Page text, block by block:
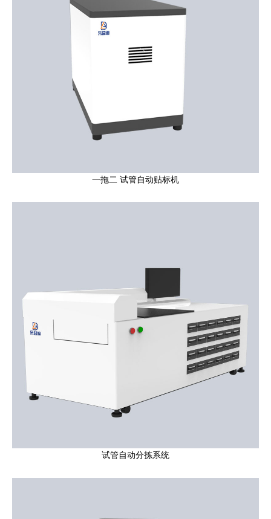
一拖二 试管自动贴标机
试管自动分拣系统